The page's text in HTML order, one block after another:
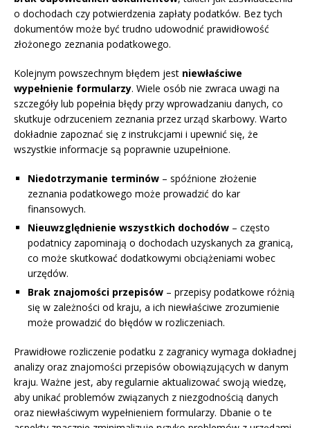
o dochodach czy potwierdzenia zapłaty podatków. Bez tych
dokumentów może być trudno udowodnić prawidłowość
złożonego zeznania podatkowego.
Kolejnym powszechnym błędem jest niewłaściwe
wypełnienie formularzy. Wiele osób nie zwraca uwagi na
szczegóły lub popełnia błędy przy wprowadzaniu danych, co
skutkuje odrzuceniem zeznania przez urząd skarbowy. Warto
dokładnie zapoznać się z instrukcjami i upewnić się, że
wszystkie informacje są poprawnie uzupełnione.
Niedotrzymanie terminów – spóźnione złożenie
zeznania podatkowego może prowadzić do kar
finansowych.
Nieuwzględnienie wszystkich dochodów – często
podatnicy zapominają o dochodach uzyskanych za granicą,
co może skutkować dodatkowymi obciążeniami wobec
urzędów.
Brak znajomości przepisów – przepisy podatkowe różnią
się w zależności od kraju, a ich niewłaściwe zrozumienie
może prowadzić do błędów w rozliczeniach.
Prawidłowe rozliczenie podatku z zagranicy wymaga dokładnej
analizy oraz znajomości przepisów obowiązujących w danym
kraju. Ważne jest, aby regularnie aktualizować swoją wiedzę,
aby unikać problemów związanych z niezgodnością danych
oraz niewłaściwym wypełnieniem formularzy. Dbanie o te